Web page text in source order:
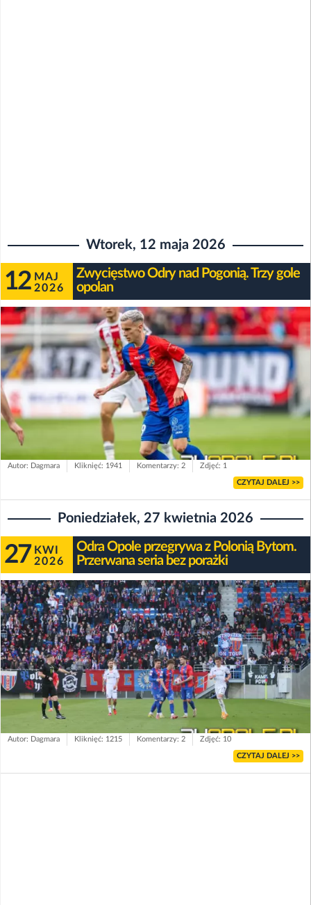
Wtorek, 12 maja 2026
12 MAJ
2026
Zwycięstwo Odry nad Pogonią. Trzy gole
opolan
Autor: Dagmara Kliknięć: 1941 Komentarzy: 2 Zdjęć: 1
CZYTAJ DALEJ >>
Poniedziałek, 27 kwietnia 2026
27 KWI
2026
Odra Opole przegrywa z Polonią Bytom.
Przerwana seria bez porażki
Autor: Dagmara Kliknięć: 1215 Komentarzy: 2 Zdjęć: 10
CZYTAJ DALEJ >>